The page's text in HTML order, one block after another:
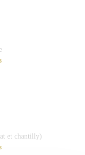
et chantilly)